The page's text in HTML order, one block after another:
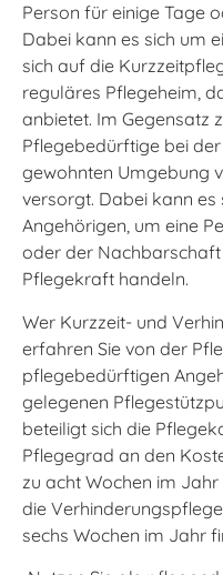
Person für einige Tage
Dabei kann es sich um
sich auf die
reguläres Pflegeheim,
anbietet. Im Gegensatz
Pflegebedürftige bei
gewohnten Umgebung
versorgt. Dabei kann es
Angehörigen, um eine
oder der
Pflegekraft handeln.
Wer Kurzzeit- und
erfahren Sie von der
pflegebedürftigen
gelegenen
beteiligt sich die
Pflegegrad an den
zu acht Wochen im
die
sechs Wochen im Jahr